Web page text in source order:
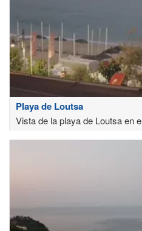
Playa de Loutsa
Vista de la playa de Loutsa en